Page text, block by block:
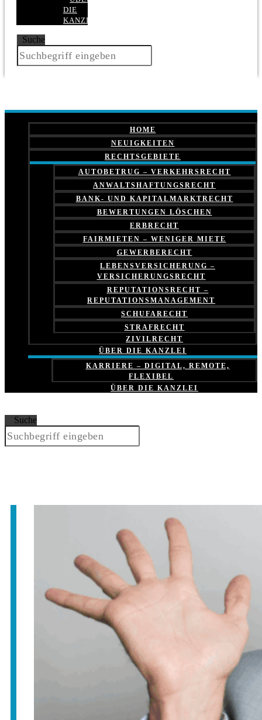
DIE
KANZLEI
Suche
HOME
NEUIGKEITEN
RECHTSGEBIETE
AUTOBETRUG – VERKEHRSRECHT
ANWALTSHAFTUNGSRECHT
BANK- UND KAPITALMARKTRECHT
BEWERTUNGEN LÖSCHEN
ERBRECHT
FAIRMIETEN – WENIGER MIETE
GEWERBERECHT
LEBENSVERSICHERUNG –
VERSICHERUNGSRECHT
REPUTATIONSRECHT –
REPUTATIONSMANAGEMENT
SCHUFARECHT
STRAFRECHT
ZIVILRECHT
ÜBER DIE KANZLEI
KARRIERE – DIGITAL, REMOTE,
FLEXIBEL
ÜBER DIE KANZLEI
Suche